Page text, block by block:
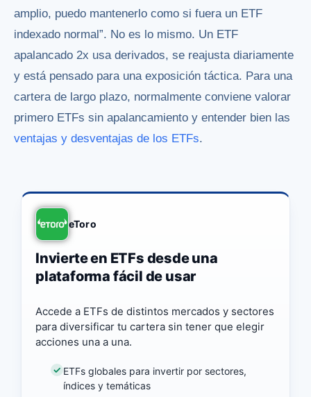
amplio, puedo mantenerlo como si fuera un ETF
indexado normal”. No es lo mismo. Un ETF
apalancado 2x usa derivados, se reajusta diariamente
y está pensado para una exposición táctica. Para una
cartera de largo plazo, normalmente conviene valorar
primero ETFs sin apalancamiento y entender bien las
ventajas y desventajas de los ETFs.
eToro
Invierte en ETFs desde una
plataforma fácil de usar
Accede a ETFs de distintos mercados y sectores
para diversificar tu cartera sin tener que elegir
acciones una a una.
ETFs globales para invertir por sectores,
índices y temáticas